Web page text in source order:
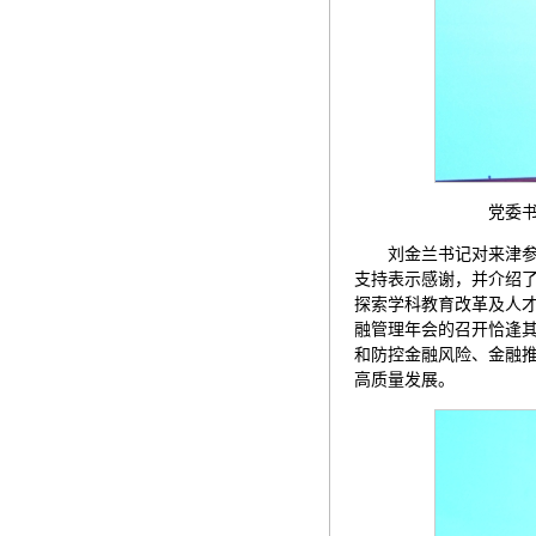
党委书记、
刘金兰书记对来津
支持表示感谢，并介绍
探索学科教育改革及人
融管理年会的召开恰逢
和防控金融风险、金融
高质量发展。